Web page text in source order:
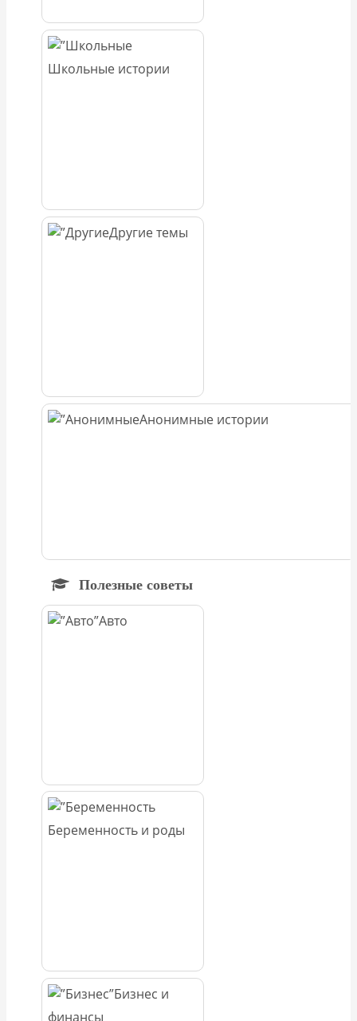
Школьные истории
Другие темы
Анонимные истории
Полезные советы
Авто
Беременность и роды
Бизнес и
финансы